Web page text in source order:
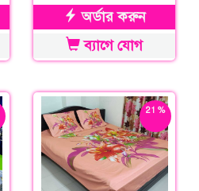
অর্ডার করুন
ব্যাগে যোগ
21 %